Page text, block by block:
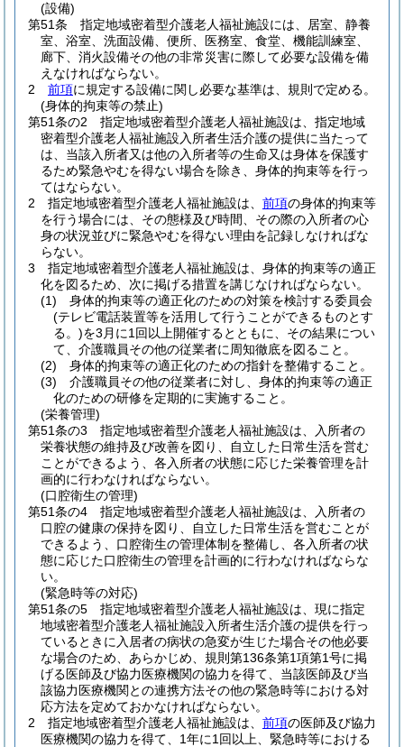
(設備)
第51条
指定地域密着型介護老人福祉施設には、居室、静養
室、浴室、洗面設備、便所、医務室、食堂、機能訓練室、
廊下、消火設備その他の非常災害に際して必要な設備を備
えなければならない。
2
前項に規定する設備に関し必要な基準は、規則で定める。
(身体的拘束等の禁止)
第51条の2
指定地域密着型介護老人福祉施設は、指定地域
密着型介護老人福祉施設入所者生活介護の提供に当たって
は、当該入所者又は他の入所者等の生命又は身体を保護す
るため緊急やむを得ない場合を除き、身体的拘束等を行っ
てはならない。
2
指定地域密着型介護老人福祉施設は、 前項の身体的拘束等
を行う場合には、その態様及び時間、その際の入所者の心
身の状況並びに緊急やむを得ない理由を記録しなければな
らない。
3
指定地域密着型介護老人福祉施設は、身体的拘束等の適正
化を図るため、次に掲げる措置を講じなければならない。
(1)
身体的拘束等の適正化のための対策を検討する委員会
(テレビ電話装置等を活用して行うことができるものとす
る。)を3月に1回以上開催するとともに、その結果につい
て、介護職員その他の従業者に周知徹底を図ること。
(2)
身体的拘束等の適正化のための指針を整備すること。
(3)
介護職員その他の従業者に対し、身体的拘束等の適正
化のための研修を定期的に実施すること。
(栄養管理)
第51条の3
指定地域密着型介護老人福祉施設は、入所者の
栄養状態の維持及び改善を図り、自立した日常生活を営む
ことができるよう、各入所者の状態に応じた栄養管理を計
画的に行わなければならない。
(口腔衛生の管理)
第51条の4
指定地域密着型介護老人福祉施設は、入所者の
口腔の健康の保持を図り、自立した日常生活を営むことが
できるよう、口腔衛生の管理体制を整備し、各入所者の状
態に応じた口腔衛生の管理を計画的に行わなければならな
い。
(緊急時等の対応)
第51条の5
指定地域密着型介護老人福祉施設は、現に指定
地域密着型介護老人福祉施設入所者生活介護の提供を行っ
ているときに入居者の病状の急変が生じた場合その他必要
な場合のため、あらかじめ、規則第136条第1項第1号に掲
げる医師及び協力医療機関の協力を得て、当該医師及び当
該協力医療機関との連携方法その他の緊急時等における対
応方法を定めておかなければならない。
2
指定地域密着型介護老人福祉施設は、 前項の医師及び協力
医療機関の協力を得て、1年に1回以上、緊急時等における